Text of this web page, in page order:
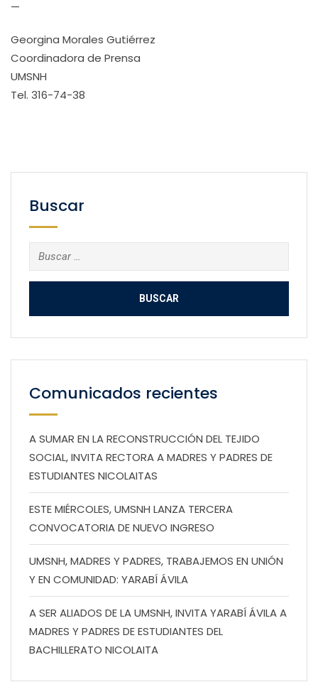
—
Georgina Morales Gutiérrez
Coordinadora de Prensa
UMSNH
Tel. 316-74-38
Buscar
Buscar:
Comunicados recientes
A SUMAR EN LA RECONSTRUCCIÓN DEL TEJIDO
SOCIAL, INVITA RECTORA A MADRES Y PADRES DE
ESTUDIANTES NICOLAITAS
ESTE MIÉRCOLES, UMSNH LANZA TERCERA
CONVOCATORIA DE NUEVO INGRESO
UMSNH, MADRES Y PADRES, TRABAJEMOS EN UNIÓN
Y EN COMUNIDAD: YARABÍ ÁVILA
A SER ALIADOS DE LA UMSNH, INVITA YARABÍ ÁVILA A
MADRES Y PADRES DE ESTUDIANTES DEL
BACHILLERATO NICOLAITA